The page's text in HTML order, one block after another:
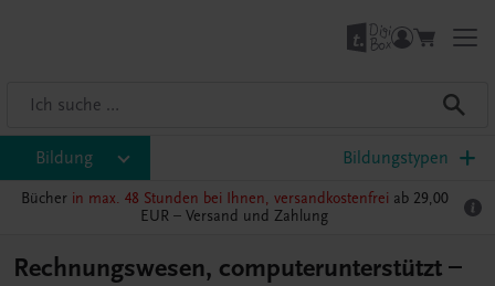
Bildung Bildungstypen
Bücher in max. 48 Stunden bei Ihnen, versandkostenfrei ab 29,00
EUR – Versand und Zahlung
Rechnungswesen, computerunterstützt –